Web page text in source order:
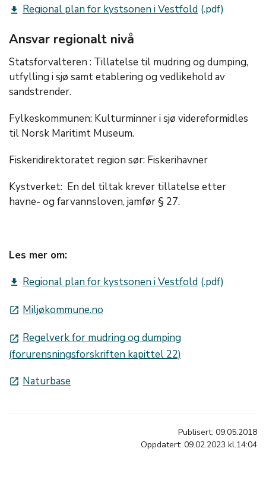
get_app Regional plan for kystsonen i Vestfold
Ansvar regionalt nivå
Statsforvalteren : Tillatelse til mudring og dumping,
utfylling i sjø samt etablering og vedlikehold av
sandstrender.
Fylkeskommunen: Kulturminner i sjø videreformidles
til Norsk Maritimt Museum.
Fiskeridirektoratet region sør: Fiskerihavner
Kystverket: En del tiltak krever tillatelse etter
havne- og farvannsloven, jamfør § 27.
Les mer om:
get_app Regional plan for kystsonen i Vestfold
launch Miljøkommune.no
launch Regelverk for mudring og dumping
(forurensningsforskriften kapittel 22)
launch Naturbase
Publisert: 09.05.2018
Oppdatert: 09.02.2023 kl.14:04